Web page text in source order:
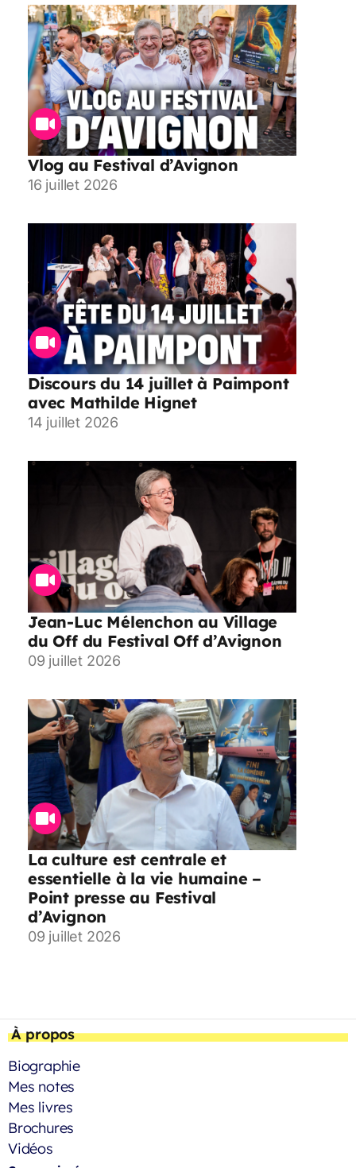
Vlog au Festival d’Avignon
16 juillet 2026
Discours du 14 juillet à Paimpont
avec Mathilde Hignet
14 juillet 2026
Jean-Luc Mélenchon au Village
du Off du Festival Off d’Avignon
09 juillet 2026
La culture est centrale et
essentielle à la vie humaine –
Point presse au Festival
d’Avignon
09 juillet 2026
À propos
Biographie
Mes notes
Mes livres
Brochures
Vidéos